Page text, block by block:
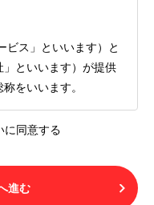
ビス」といいます）と
といいます）が提供
をいいます。
利用者」といいます）
情報の取り扱いについ
なされます。不承諾
に同意する
進む